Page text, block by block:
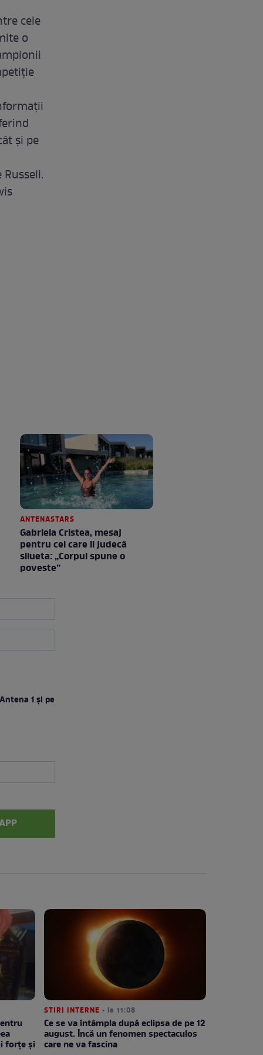
cele
o
și pe
ANTENASTARS
Gabriela Cristea, mesaj
pentru cei care îi judecă
silueta: „Corpul spune o
poveste”
1 şi pe
forțe și
STIRI INTERNE • la 11:08
Ce se va întâmpla după eclipsa de pe 12
august. Încă un fenomen spectaculos
care ne va fascina